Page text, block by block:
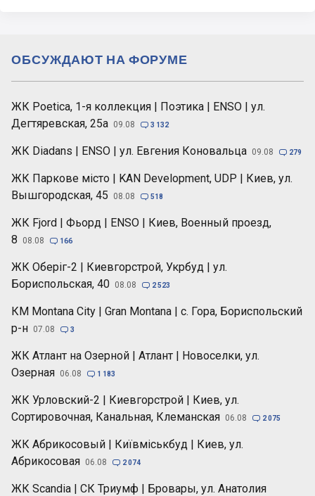
ЖК Poetica, 1-я коллекция | Поэтика | ENSO | ул.
Дегтяревская, 25а 09.08  3 132
ЖК Diadans | ENSO | ул. Евгения Коновальца 09.08  279
ЖК Паркове місто | KAN Development, UDP | Киев, ул.
Вышгородская, 45
08.08  518
ЖК Fjord | Фьорд | ENSO | Киев, Военный проезд,
8
08.08  166
ЖК Оберіг-2 | Киевгорстрой, Укрбуд | ул.
Бориспольская, 40 08.08  2 523
КМ Montana City | Gran Montana | с. Гора, Бориспольский
р-н 07.08  3
ЖК Атлант на Озерной | Атлант | Новоселки, ул.
Озерная 06.08  1 183
ЖК Урловский-2 | Киевгорстрой | Киев, ул.
Сортировочная, Канальная, Клеманская 06.08  2 075
ЖК Абрикосовый | Київміськбуд | Киев, ул.
Абрикосовая 06.08  2 074
ЖК Scandia | СК Триумф | Бровары, ул. Анатолия
ОБСУЖДАЮТ НА ФОРУМЕ